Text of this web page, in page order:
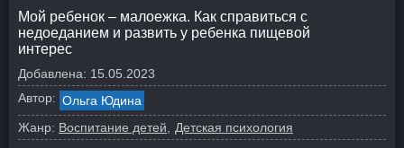
Мой ребенок – малоежка. Как справиться с
недоеданием и развить у ребенка пищевой
интерес
Добавлена: 15.05.2023
Автор: Ольга Юдина
Жанр: Воспитание детей
Детская психология